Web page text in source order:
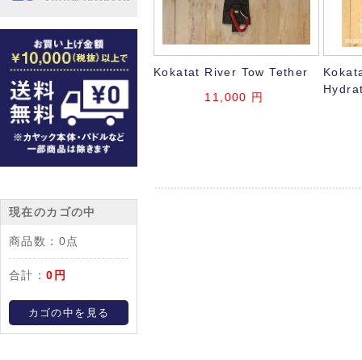
現在のカゴの中
商品数： 0点
合計：0円
カゴの中を見る
Kokatat River Tow Tether
11,000 円